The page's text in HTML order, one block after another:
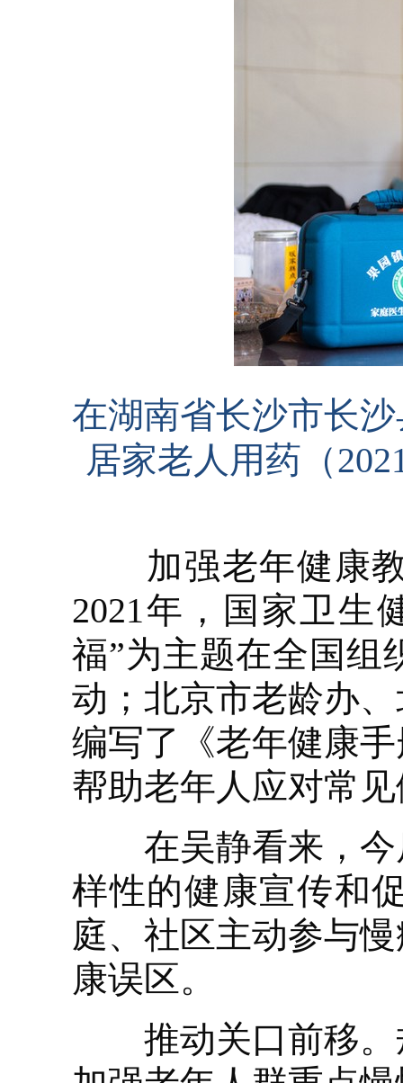
在湖南省长沙市长
居家老人用药（
加强老年健康教
2021年，国家卫生
福”为主题在全国组
动；北京市老龄办
编写了《老年健康
帮助老年人应对常
在吴静看来，今
样性的健康宣传和
庭、社区主动参与
康误区。
推动关口前移。